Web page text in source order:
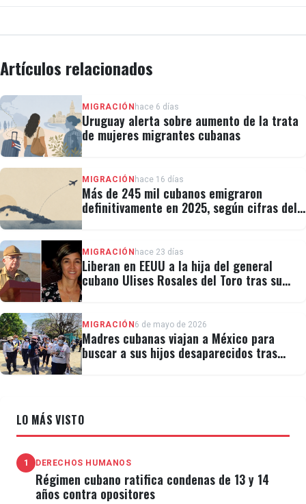
Artículos relacionados
MIGRACIÓN hace 6 días
Uruguay alerta sobre aumento de la trata
de mujeres migrantes cubanas
MIGRACIÓN hace 16 días
Más de 245 mil cubanos emigraron
definitivamente en 2025, según cifras del
MIGRACIÓN hace 23 días
Liberan en EEUU a la hija del general
cubano Ulises Rosales del Toro tras su
MIGRACIÓN 6 de mayo de 2026
Madres cubanas viajan a México para
buscar a sus hijos desaparecidos tras
LO MÁS VISTO
1 DERECHOS HUMANOS
Régimen cubano ratifica condenas de 13 y 14
años contra opositores